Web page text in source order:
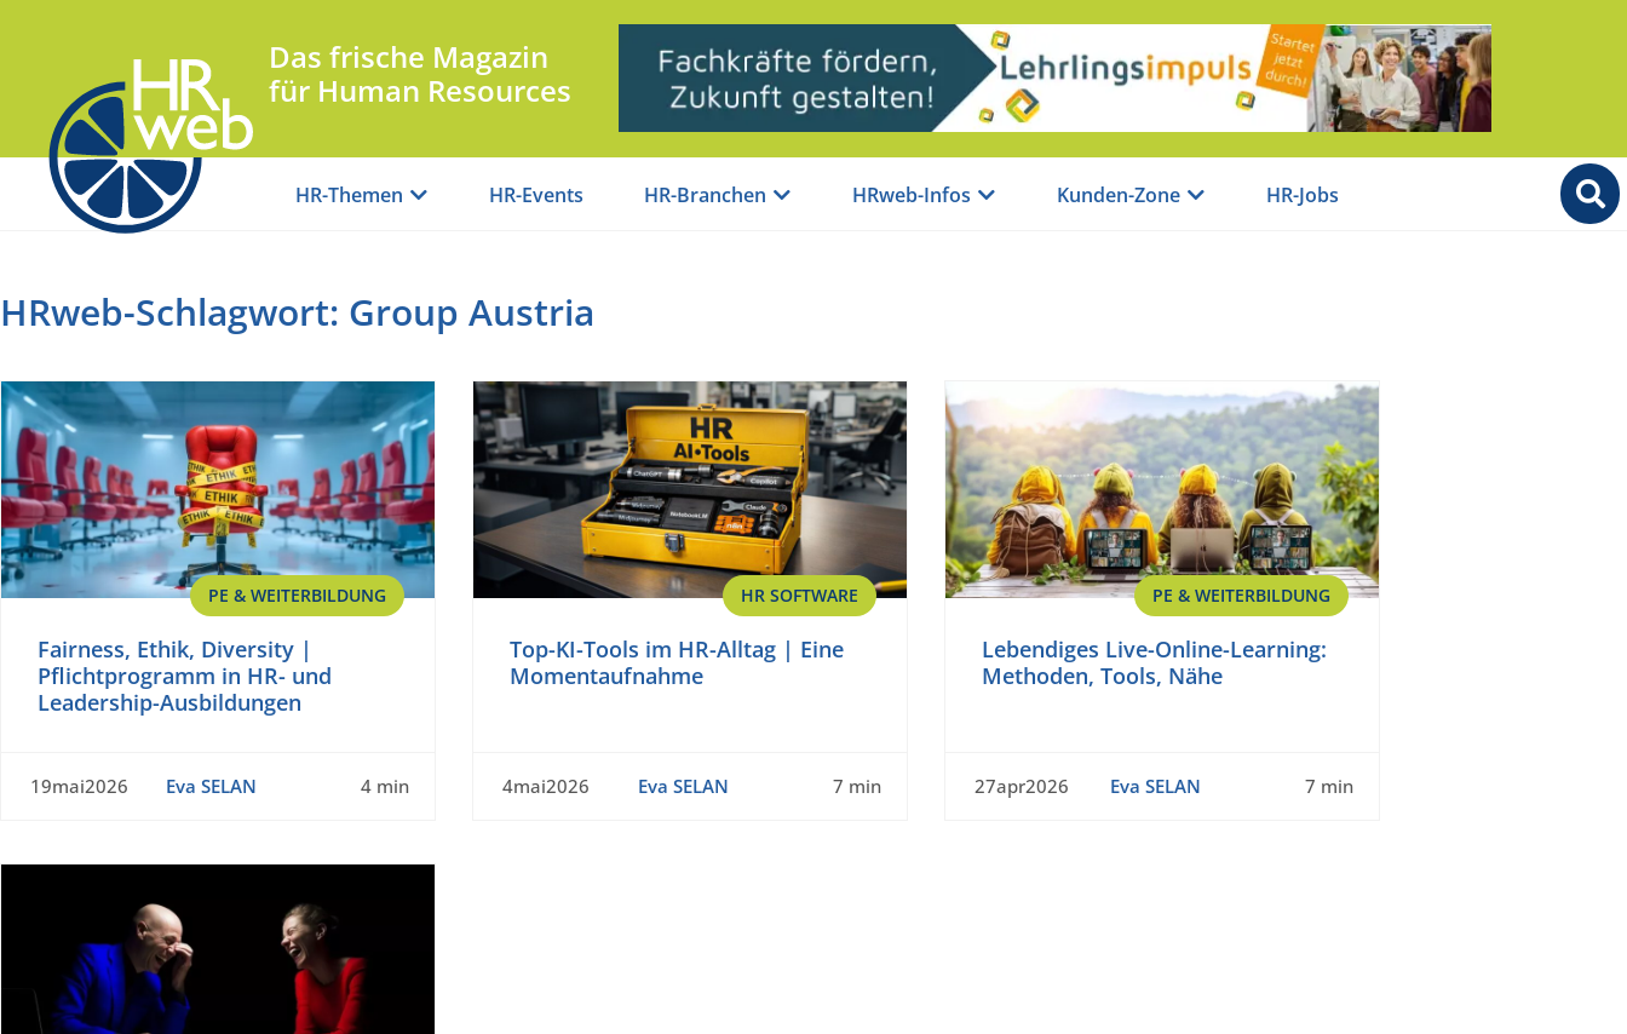
Das frische Magazin
für Human Resources
HR-Themen HR-Events HR-Branchen HRweb-Infos Kunden-Zone HR-Jobs
HRweb-Schlagwort: Group Austria
PE & WEITERBILDUNG
Fairness, Ethik, Diversity |
Pflichtprogramm in HR- und
Leadership-Ausbildungen
19mai2026 Eva SELAN 4 min
HR SOFTWARE
Top-KI-Tools im HR-Alltag | Eine
Momentaufnahme
4mai2026 Eva SELAN 7 min
PE & WEITERBILDUNG
Lebendiges Live-Online-Learning:
Methoden, Tools, Nähe
27apr2026 Eva SELAN 7 min